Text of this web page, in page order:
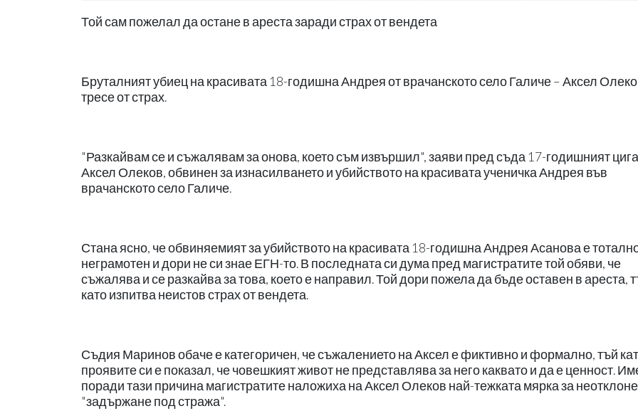
Той сам пожелал да остане в ареста заради страх от вендета
Бруталният убиец на красивата 18-годишна Андрея от врачанското село Галиче – Аксел
тресе от страх.
"Разкайвам се и съжалявам за онова, което съм извършил", заяви пред съда 17-годишният
Аксел Олеков, обвинен за изнасилването и убийството на красивата ученичка Андрея във
врачанското село Галиче.
Стана ясно, че обвиняемият за убийството на красивата 18-годишна Андрея Асанова е
неграмотен и дори не си знае ЕГН-то. В последната си дума пред магистратите той обяви, че
съжалява и се разкайва за това, което е направил. Той дори пожела да бъде оставен в ареста,
като изпитва неистов страх от вендета.
Съдия Маринов обаче е категоричен, че съжалението на Аксел е фиктивно и формално, тъй
проявите си е показал, че човешкият живот не представлява за него каквато и да е ценност.
поради тази причина магистратите наложиха на Аксел Олеков най-тежката мярка за
"задържане под стража".